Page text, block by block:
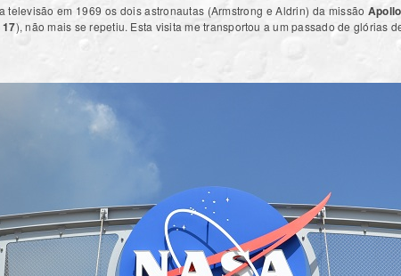
televisão em 1969 os dois astronautas (Armstrong e Aldrin) da missão
), não mais se repetiu. Esta visita me transportou a um passado de glórias